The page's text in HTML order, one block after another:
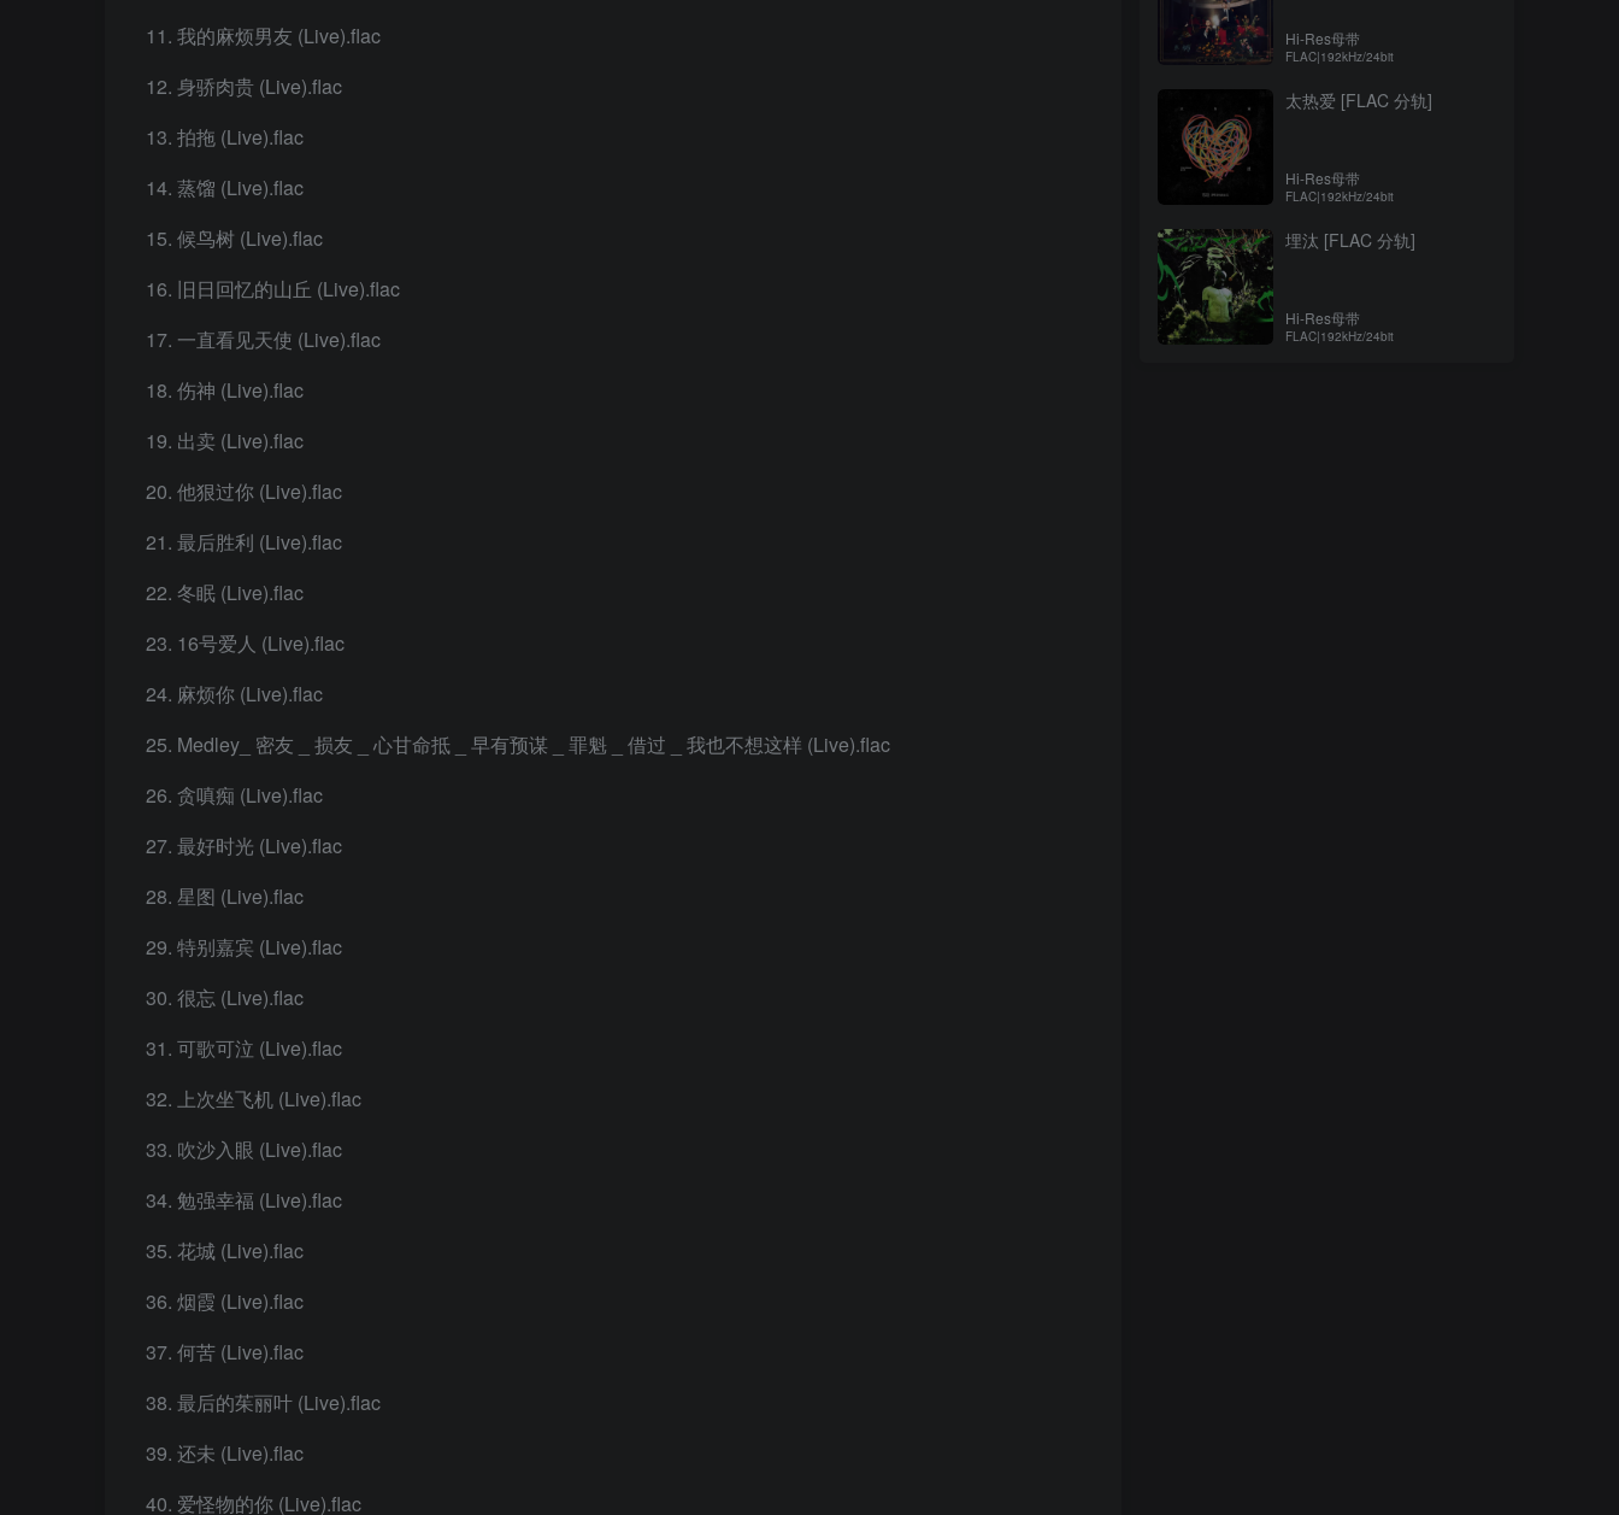
我的麻烦男友 (Live).flac
身骄肉贵 (Live).flac
拍拖 (Live).flac
蒸馏 (Live).flac
候鸟树 (Live).flac
旧日回忆的山丘 (Live).flac
一直看见天使 (Live).flac
伤神 (Live).flac
出卖 (Live).flac
他狠过你 (Live).flac
最后胜利 (Live).flac
冬眠 (Live).flac
16号爱人 (Live).flac
麻烦你 (Live).flac
Medley_ 密友 _ 损友 _ 心甘命抵 _ 早有预谋 _ 罪魁 _ 借过 _ 我也不想这样 (Live).flac
贪嗔痴 (Live).flac
最好时光 (Live).flac
星图 (Live).flac
特别嘉宾 (Live).flac
很忘 (Live).flac
可歌可泣 (Live).flac
上次坐飞机 (Live).flac
吹沙入眼 (Live).flac
勉强幸福 (Live).flac
花城 (Live).flac
烟霞 (Live).flac
何苦 (Live).flac
最后的茱丽叶 (Live).flac
还未 (Live).flac
爱怪物的你 (Live).flac
Hi-Res母带
FLAC|192kHz/24bit
太热爱 [FLAC 分轨]
Hi-Res母带
FLAC|192kHz/24bit
埋汰 [FLAC 分轨]
Hi-Res母带
FLAC|192kHz/24bit